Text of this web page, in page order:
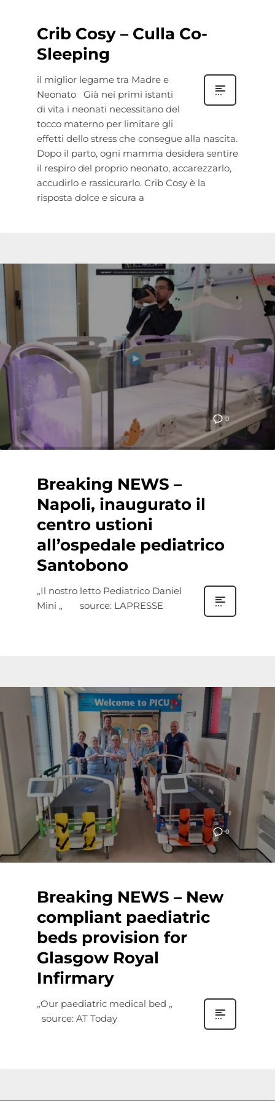
Crib Cosy – Culla Co-
Sleeping
il miglior legame tra Madre e
Neonato Già nei primi istanti
di vita i neonati necessitano del
tocco materno per limitare gli
effetti dello stress che consegue alla nascita.
Dopo il parto, ogni mamma desidera sentire
il respiro del proprio neonato, accarezzarlo,
accudirlo e rassicurarlo. Crib Cosy è la
risposta dolce e sicura a
0
Breaking NEWS –
Napoli, inaugurato il
centro ustioni
all’ospedale pediatrico
Santobono
„Il nostro letto Pediatrico Daniel
Mini „ source: LAPRESSE
0
Breaking NEWS – New
compliant paediatric
beds provision for
Glasgow Royal
Infirmary
„Our paediatric medical bed „
source: AT Today